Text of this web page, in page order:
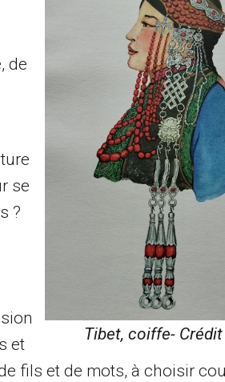
Tibet, coiffe- Crédit
de
se
?
et
fils et de mots, à choisir